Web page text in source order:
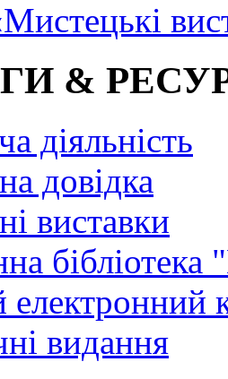
&
діяльність
довідка
виставки
електронний
видання